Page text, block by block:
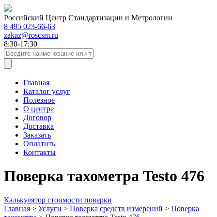
Российский Центр Стандартизации и Метрологии
8 495 023-66-63
zakaz@roscsm.ru
8:30-17:30
Главная
Каталог услуг
Полезное
О центре
Договор
Доставка
Заказать
Оплатить
Контакты
Поверка тахометра Testo 476
Калькулятор стоимости поверки
Главная > Услуги > Поверка средств измерений > Поверка